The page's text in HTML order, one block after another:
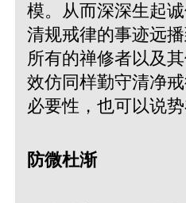
模。从而深深生起
清规戒律的事迹远
所有的禅修者以及
效仿同样勤守清净
必要性，也可以说势
防微杜渐